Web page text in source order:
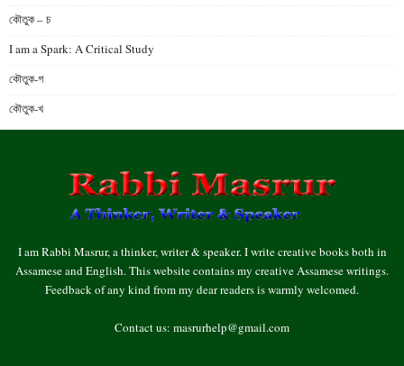
কৌতুক – চ
I am a Spark: A Critical Study
কৌতুক-গ
কৌতুক-খ
I am Rabbi Masrur, a thinker, writer & speaker. I write creative books both in
Assamese and English. This website contains my creative Assamese writings.
Feedback of any kind from my dear readers is warmly welcomed.
Contact us: masrurhelp@gmail.com